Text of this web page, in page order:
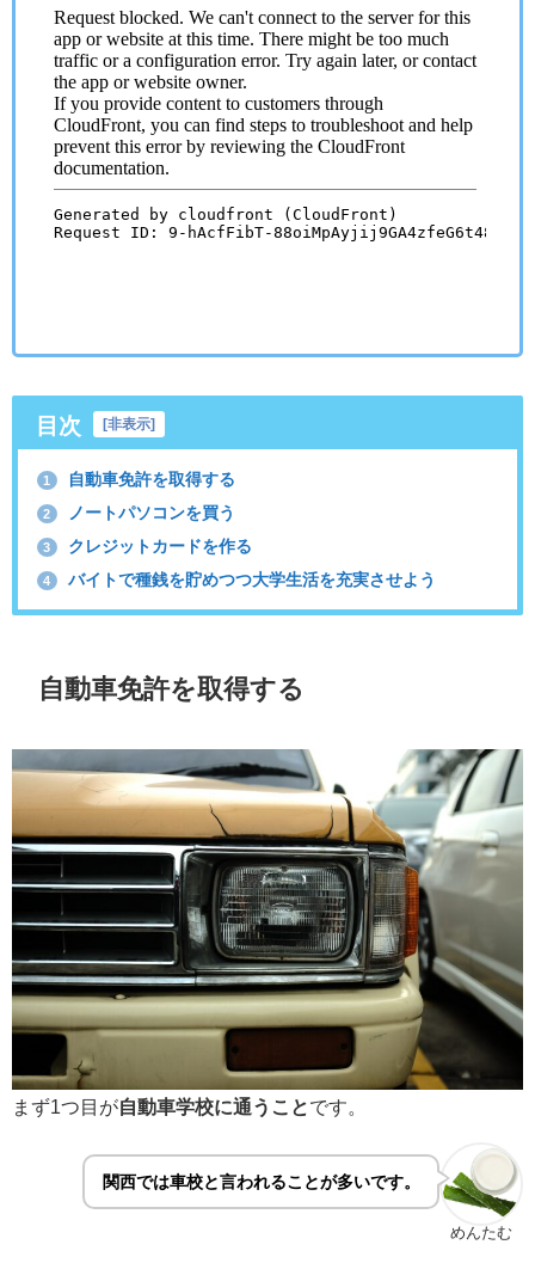
目次 [非表示]
1 自動車免許を取得する
2 ノートパソコンを買う
3 クレジットカードを作る
4 バイトで種銭を貯めつつ大学生活を充実させよう
自動車免許を取得する
まず1つ目が自動車学校に通うことです。
めんたむ
関西では車校と言われることが多いです。